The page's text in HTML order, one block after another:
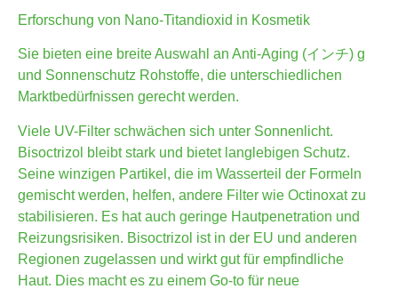
Erforschung von Nano-Titandioxid in Kosmetik
Sie bieten eine breite Auswahl an Anti-Aging (インチ) g
und Sonnenschutz Rohstoffe, die unterschiedlichen
Marktbedürfnissen gerecht werden.
Viele UV-Filter schwächen sich unter Sonnenlicht.
Bisoctrizol bleibt stark und bietet langlebigen Schutz.
Seine winzigen Partikel, die im Wasserteil der Formeln
gemischt werden, helfen, andere Filter wie Octinoxat zu
stabilisieren. Es hat auch geringe Hautpenetration und
Reizungsrisiken. Bisoctrizol ist in der EU und anderen
Regionen zugelassen und wirkt gut für empfindliche
Haut. Dies macht es zu einem Go-to für neue